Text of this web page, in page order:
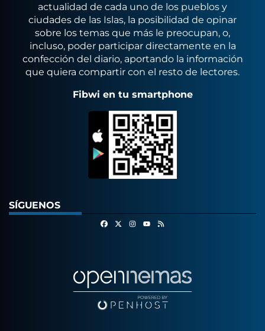
actualidad de cada uno de los pueblos y
ciudades de las Islas, la posibilidad de opinar
sobre los temas que más le preocupan, o,
incluso, poder participar directamente en la
confección del diario, aportando la información
que quiera compartir con el resto de lectores.
Fibwi en tu smartphone
SÍGUENOS
FacebookInstagram